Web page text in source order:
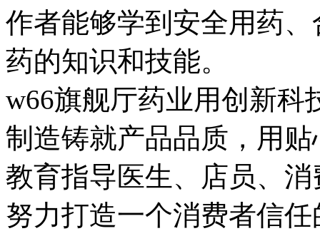
作者能够学到安全用药、
药的知识和技能。
w66旗舰厅药业用创新科
制造铸就产品品质，用
教育指导医生、店员、
努力打造一个消费者信任